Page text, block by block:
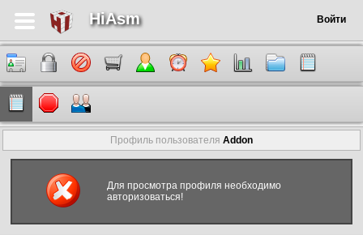
HiAsm Войти
Профиль пользователя Addon
Для просмотра профиля необходимо
авторизоваться!